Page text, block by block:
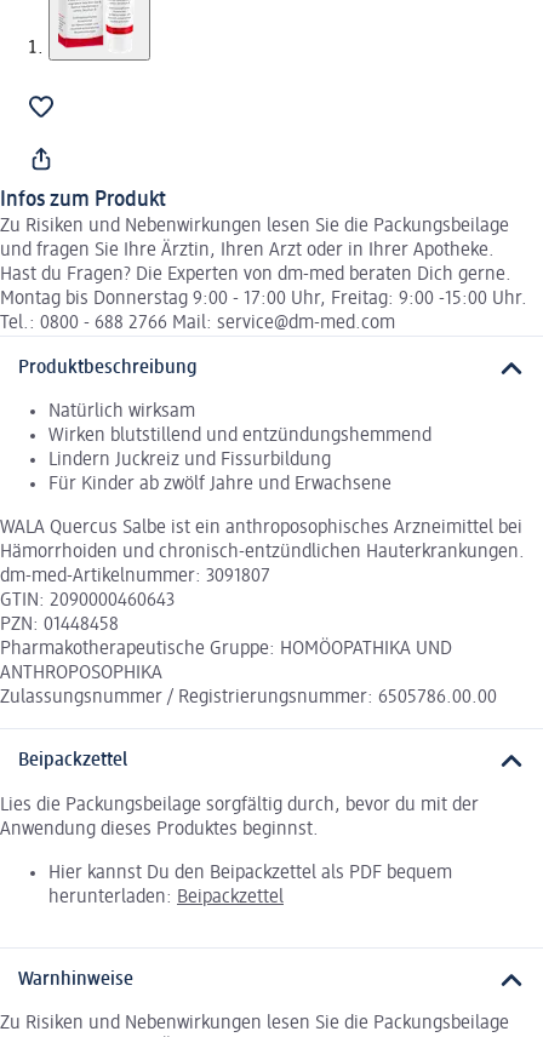
Infos zum Produkt
Zu Risiken und Nebenwirkungen lesen Sie die Packungsbeilage
und fragen Sie Ihre Ärztin, Ihren Arzt oder in Ihrer Apotheke.
Hast du Fragen? Die Experten von dm-med beraten Dich gerne.
Montag bis Donnerstag 9:00 - 17:00 Uhr, Freitag: 9:00 -15:00 Uhr.
Tel.: 0800 - 688 2766 Mail: service@dm-med.com
Produktbeschreibung
Natürlich wirksam
Wirken blutstillend und entzündungshemmend
Lindern Juckreiz und Fissurbildung
Für Kinder ab zwölf Jahre und Erwachsene
WALA Quercus Salbe ist ein anthroposophisches Arzneimittel bei
Hämorrhoiden und chronisch-entzündlichen Hauterkrankungen.
dm-med-Artikelnummer: 3091807
GTIN: 2090000460643
PZN: 01448458
Pharmakotherapeutische Gruppe: HOMÖOPATHIKA UND
ANTHROPOSOPHIKA
Zulassungsnummer / Registrierungsnummer: 6505786.00.00
Beipackzettel
Lies die Packungsbeilage sorgfältig durch, bevor du mit der
Anwendung dieses Produktes beginnst.
Hier kannst Du den Beipackzettel als PDF bequem
herunterladen: Beipackzettel
Warnhinweise
Zu Risiken und Nebenwirkungen lesen Sie die Packungsbeilage